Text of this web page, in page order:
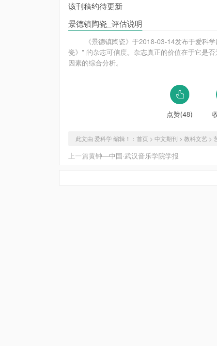
该刊稿约待更新
景德镇陶瓷_评估说明
《景德镇陶瓷》于2018-03-14发布于爱科
瓷》" 的杂志可信度。杂志真正的价值在于它是
因素的综合分析。
点赞(48)
此文由 爱科学 编辑！： 首页 > 中文期刊 > 教科文艺 >
上一篇黄钟—中国·武汉音乐学院学报